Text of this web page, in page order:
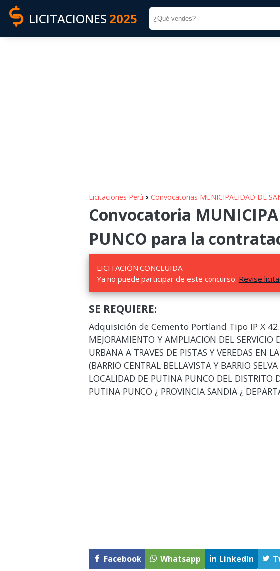
LICITACIONES 2025
Licitaciones Perú › Convocatorias MUNICIPALIDAD DE
Convocatoria
PUNCO para la
LICITACIÓN CONCLUIDA.
Ya no puede participar de este concurso. Revise
SE REQUIERE:
Adquisición de Cemento Portland Tipo IP X
MEJORAMIENTO Y AMPLIACION DEL SERVICIO
URBANA A TRAVES DE PISTAS Y VEREDAS EN
(BARRIO CENTRAL BELLAVISTA Y BARRIO
LOCALIDAD DE PUTINA PUNCO DEL DISTRITO
PUTINA PUNCO ¿ PROVINCIA SANDIA ¿
Facebook Whatsapp LinkedIn